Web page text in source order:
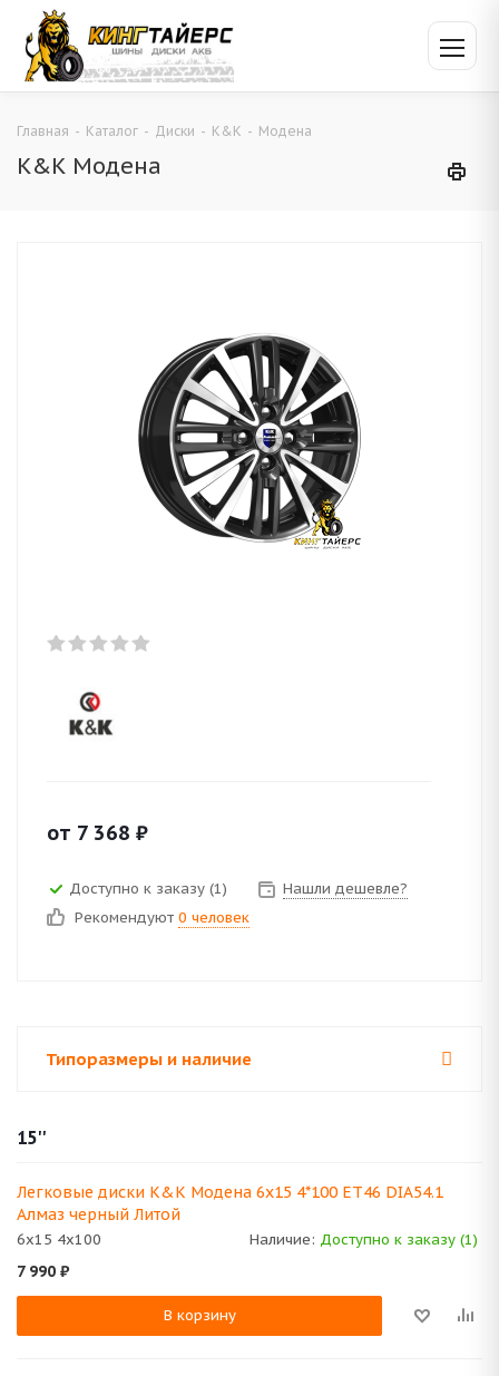
Главная - Каталог - Диски - K&K - Модена
K&K Модена
от 7 368 ₽
Доступно к заказу (1)
Нашли дешевле?
Рекомендуют 0 человек
Типоразмеры и наличие
15''
Легковые диски K&K Модена 6x15 4*100 ET46 DIA54.1
Алмаз черный Литой
6x15 4x100 Наличие: Доступно к заказу (1)
7 990 ₽
В корзину